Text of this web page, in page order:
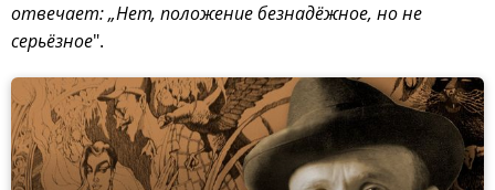
отвечает: „Нет, положение безнадёжное, но не
серьёзное".